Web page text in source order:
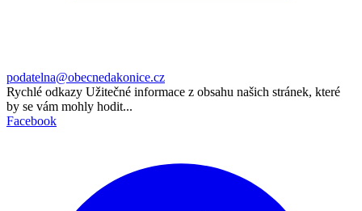
podatelna@obecnedakonice.cz
Rychlé odkazy Užitečné informace z obsahu našich stránek, které
by se vám mohly hodit...
Facebook